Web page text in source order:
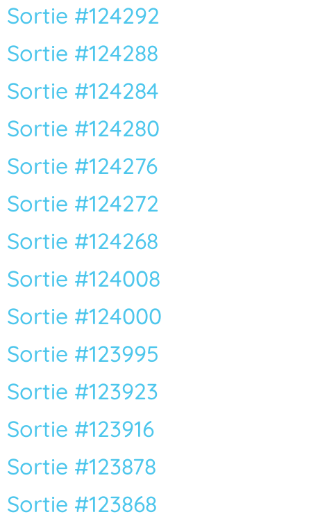
Sortie #124292
Sortie #124288
Sortie #124284
Sortie #124280
Sortie #124276
Sortie #124272
Sortie #124268
Sortie #124008
Sortie #124000
Sortie #123995
Sortie #123923
Sortie #123916
Sortie #123878
Sortie #123868
Vous n’êtes pas encore inscrit à Biolit ?
Inscrivez-vous dès maintenant